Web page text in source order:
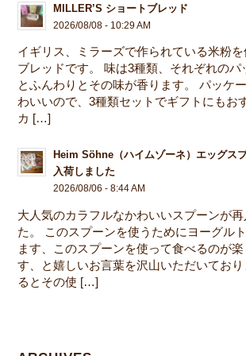
MILLER’S ショートブレッド
2026/08/08 - 10:29 AM
イギリス、ミラーズで作られている米粉
ブレッドです。 味は3種類、それぞれのパ
とふんわりとその味が香ります。 パッケ
わいいので、3種類セットでギフトにもお
カ […]
Heim Söhne（ハイムゾーネ）エッグス
入荷しました
2026/08/06 - 8:44 AM
大人気のカラフルなかわいいスプーンが
た。 このスプーンを使うためにヨーグル
ます、このスプーンを使って食べるのが
す、と嬉しいお言葉を沢山いただいてお
るとその使 […]